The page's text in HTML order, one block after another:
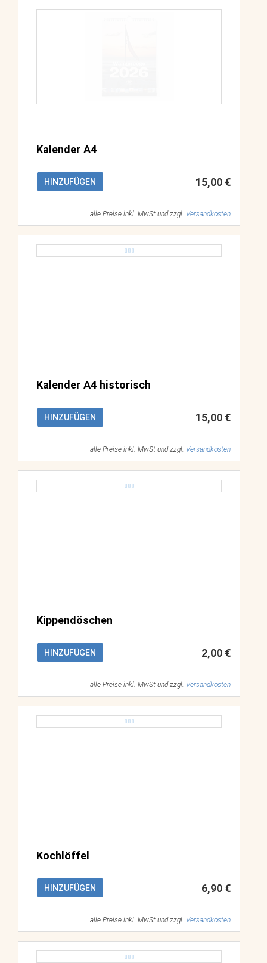
Kalender A4
HINZUFÜGEN 15,00 €
alle Preise inkl. MwSt und zzgl. Versandkosten
Kalender A4 historisch
HINZUFÜGEN 15,00 €
alle Preise inkl. MwSt und zzgl. Versandkosten
Kippendöschen
HINZUFÜGEN 2,00 €
alle Preise inkl. MwSt und zzgl. Versandkosten
Kochlöffel
HINZUFÜGEN 6,90 €
alle Preise inkl. MwSt und zzgl. Versandkosten